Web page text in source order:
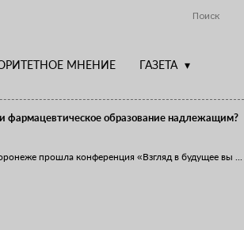
Поиск
МНЕНИЕ ГАЗЕТА
фармацевтическое образование надлежащим?
прошла конференция «Взгляд в будущее вы